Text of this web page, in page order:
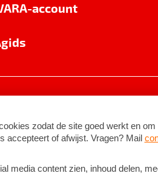
account
©2026BNNVARA